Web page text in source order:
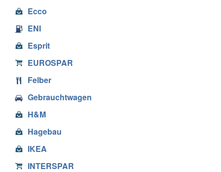
Ecco
ENI
Esprit
EUROSPAR
Felber
Gebrauchtwagen
H&M
Hagebau
IKEA
INTERSPAR